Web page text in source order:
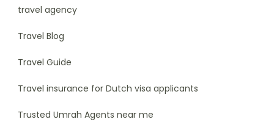
travel agency
Travel Blog
Travel Guide
Travel insurance for Dutch visa applicants
Trusted Umrah Agents near me